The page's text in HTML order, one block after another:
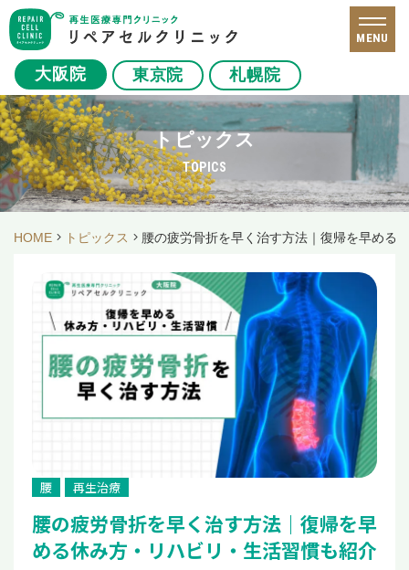
大阪院 東京院 札幌院
MENU
トピックス
TOPICS
HOME トピックス 腰の疲労骨折を早く治す方法｜復帰を早める
腰 再生治療
腰の疲労骨折を早く治す方法｜復帰を早
める休み方・リハビリ・生活習慣も紹介